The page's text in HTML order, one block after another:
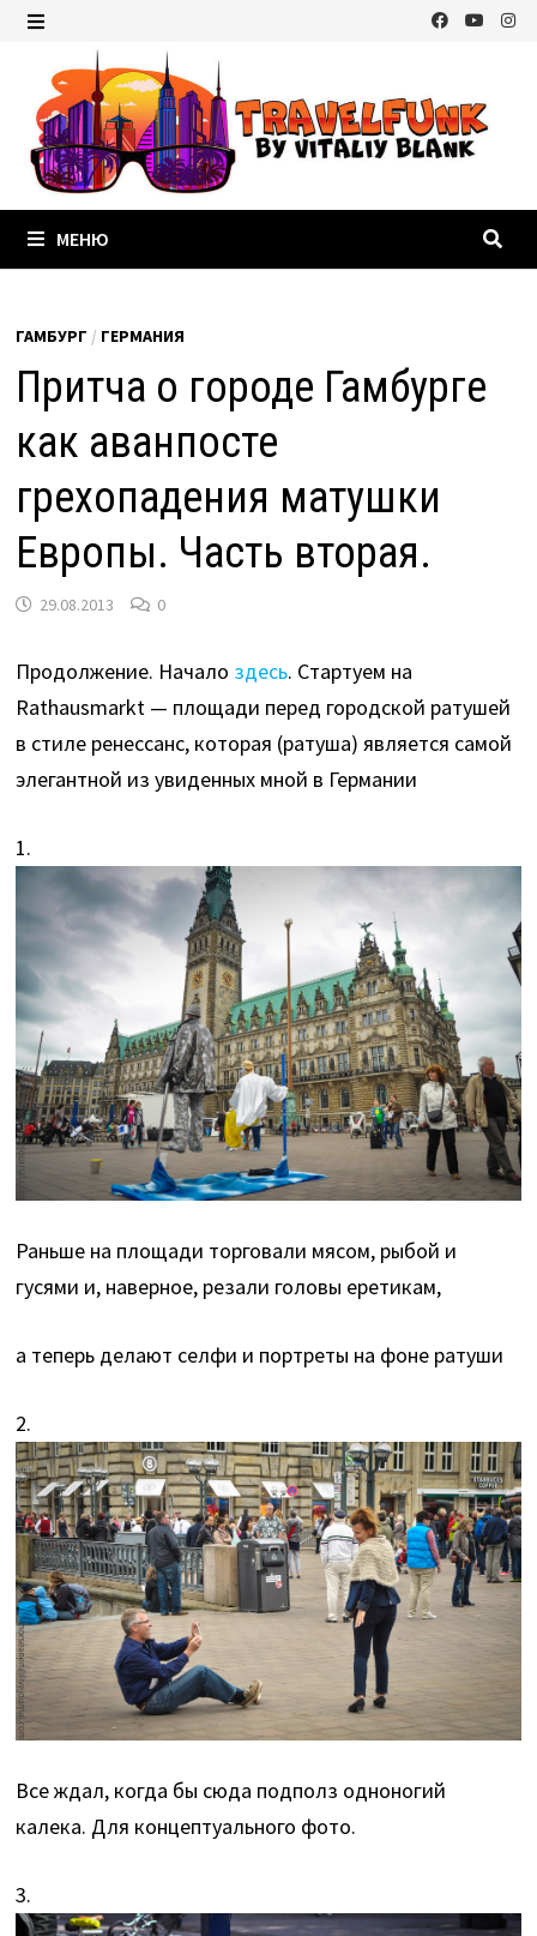
Перейти
содержимому
МЕНЮ
ГАМБУРГ / ГЕРМАНИЯ
Притча о городе Гамбурге
как аванпосте
грехопадения матушки
Европы. Часть вторая.
29.08.2013 0
Продолжение. Начало здесь. Стартуем на
Rathausmarkt — площади перед городской ратушей
в стиле ренессанс, которая (ратуша) является самой
элегантной из увиденных мной в Германии
1.
Раньше на площади торговали мясом, рыбой и
гусями и, наверное, резали головы еретикам,
а теперь делают селфи и портреты на фоне ратуши
2.
Все ждал, когда бы сюда подполз одноногий
калека. Для концептуального фото.
3.